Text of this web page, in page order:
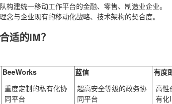
构建统一移动工作平台的金融、零售、制造业企业。
念与企业现有的移动化战略、技术架构的契合度。
适的IM？
BeeWorks 蓝信 有度
重度定制的私有化协
同平台
超高安全等级的政务协
同平台
高性
有化